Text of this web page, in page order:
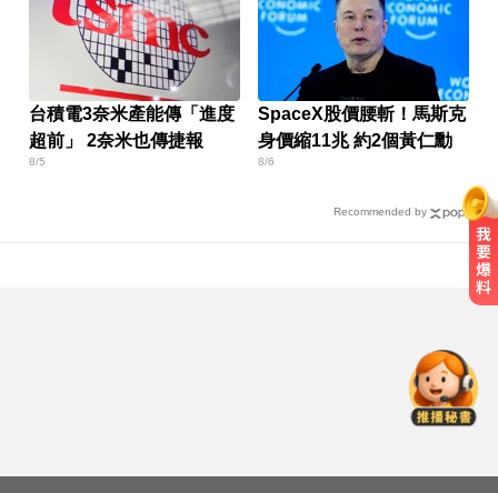
台積電3奈米產能傳「進度
超前」 2奈米也傳捷報
8/5
SpaceX股價腰斬！馬斯克
身價縮11兆 約2個黃仁勳
8/6
Recommended by
醫認定毒品意外